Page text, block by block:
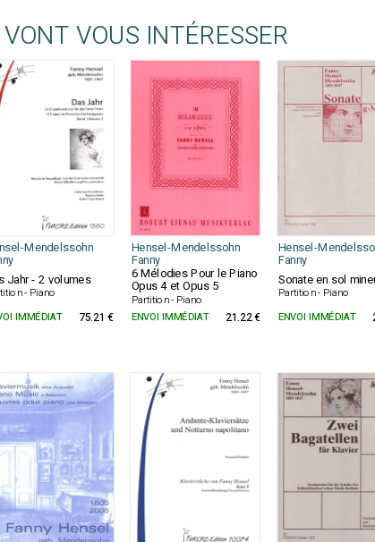
VOUS INTÉRESSER
Mendelssohn Hensel-Mendelssohn
Fanny
Hensel-
Fanny
Jahr - 2 volumes
- Piano
6 Mélodies Pour le Piano
Opus 4 et Opus 5
Partition - Piano
Sonate en sol
Partition - Piano
IMMÉDIAT 75.21 € ENVOI IMMÉDIAT 21.22 € ENVOI IMMÉDIAT